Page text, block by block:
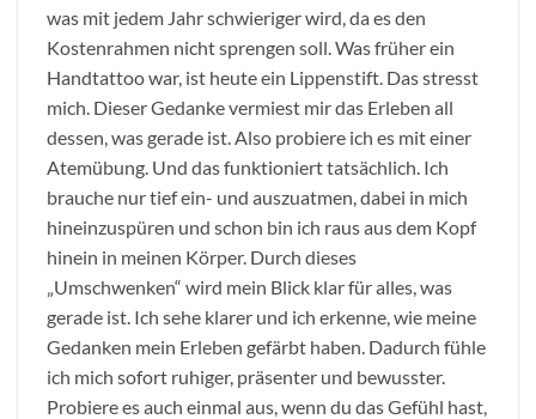
was mit jedem Jahr schwieriger wird, da es den
Kostenrahmen nicht sprengen soll. Was früher ein
Handtattoo war, ist heute ein Lippenstift. Das stresst
mich. Dieser Gedanke vermiest mir das Erleben all
dessen, was gerade ist. Also probiere ich es mit einer
Atemübung. Und das funktioniert tatsächlich. Ich
brauche nur tief ein- und auszuatmen, dabei in mich
hineinzuspüren und schon bin ich raus aus dem Kopf
hinein in meinen Körper. Durch dieses
„Umschwenken“ wird mein Blick klar für alles, was
gerade ist. Ich sehe klarer und ich erkenne, wie meine
Gedanken mein Erleben gefärbt haben. Dadurch fühle
ich mich sofort ruhiger, präsenter und bewusster.
Probiere es auch einmal aus, wenn du das Gefühl hast,